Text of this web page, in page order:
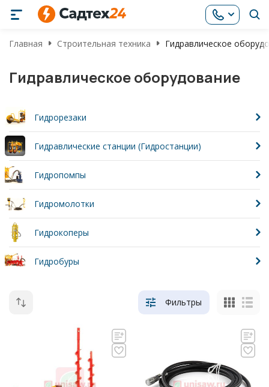
Главная Строительная техника Гидравлическое
Гидравлическое оборудование
Гидрорезаки
Гидравлические станции (Гидростанции)
Гидропомпы
Гидромолотки
Гидрокоперы
Гидробуры
Фильтры